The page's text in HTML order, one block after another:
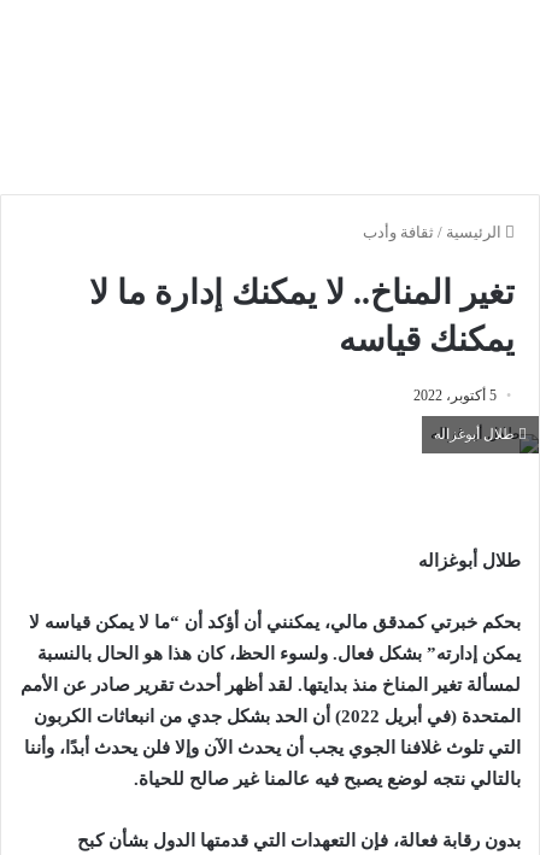
الرئيسية / ثقافة وأدب
تغير المناخ.. لا يمكنك إدارة ما لا
يمكنك قياسه
5 أكتوبر، 2022
طلال أبوغزاله
طلال أبوغزاله
بحكم خبرتي كمدقق مالي، يمكنني أن أؤكد أن “ما لا يمكن قياسه لا
يمكن إدارته” بشكل فعال. ولسوء الحظ، كان هذا هو الحال بالنسبة
لمسألة تغير المناخ منذ بدايتها. لقد أظهر أحدث تقرير صادر عن الأمم
المتحدة (في أبريل 2022) أن الحد بشكل جدي من انبعاثات الكربون
التي تلوث غلافنا الجوي يجب أن يحدث الآن وإلا فلن يحدث أبدًا، وأننا
بالتالي نتجه لوضع يصبح فيه عالمنا غير صالح للحياة.
بدون رقابة فعالة، فإن التعهدات التي قدمتها الدول بشأن كبح